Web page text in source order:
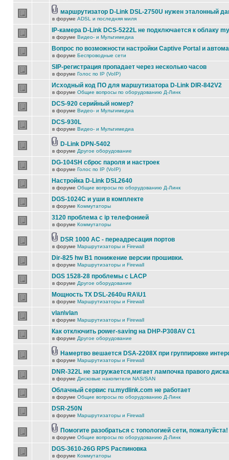
маршрутизатор D-Link DSL-2750U нужен эталонный
в форуме ADSL и последняя миля
IP-камера D-Link DCS-5222L не подключается к облаку
в форуме Видео- и Мультимедиа
Вопрос по возможности настройки Captive Portal и
в форуме Беспроводные сети
SIP-регистрация пропадает через несколько часов
в форуме Голос по IP (VoIP)
Исходный код ПО для маршутизатора D-Link DIR-842V2
в форуме Общие вопросы по оборудованию Д-Линк
DCS-920 серийный номер?
в форуме Видео- и Мультимедиа
DCS-930L
в форуме Видео- и Мультимедиа
D-Link DPN-5402
в форуме Другое оборудование
DG-104SH сброс пароля и настроек
в форуме Голос по IP (VoIP)
Настройка D-Link DSL2640
в форуме Общие вопросы по оборудованию Д-Линк
DGS-1024C и уши в комплекте
в форуме Коммутаторы
3120 проблема с ip телефонией
в форуме Коммутаторы
DSR 1000 AC - переадресация портов
в форуме Маршрутизаторы и Firewall
Dir-825 hw B1 понижение версии прошивки.
в форуме Маршрутизаторы и Firewall
DGS 1528-28 проблемы с LACP
в форуме Другое оборудование
Мощность TX DSL-2640u RA\U1
в форуме Маршрутизаторы и Firewall
vlan\vlan
в форуме Маршрутизаторы и Firewall
Как отключить power-saving на DHP-P308AV C1
в форуме Другое оборудование
Намертво вешается DSA-2208X при группировке
в форуме Маршрутизаторы и Firewall
DNR-322L не загружается,мигает лампочка правого диска
в форуме Дисковые накопители NAS/SAN
Облачный сервис ru.mydlink.com не работает
в форуме Общие вопросы по оборудованию Д-Линк
DSR-250N
в форуме Маршрутизаторы и Firewall
Помогите разобраться с топологией сети, пожалуйста!
в форуме Общие вопросы по оборудованию Д-Линк
DGS-3610-26G RPS Распиновка
в форуме Коммутаторы